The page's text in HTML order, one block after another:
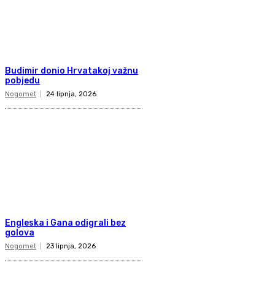
Budimir donio Hrvatakoj važnu
pobjedu
Nogomet 24 lipnja, 2026
Engleska i Gana odigrali bez
golova
Nogomet 23 lipnja, 2026